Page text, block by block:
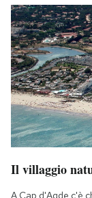
Il villaggio
A Cap d'Agde c'è